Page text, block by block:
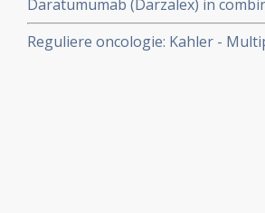
gedeeltelijke remissie in
amyloidosis
Daratumumab (Darzalex) in
voor eerder behandelde Multiple
jaar met 61 procent
Reguliere oncologie: Kahler -